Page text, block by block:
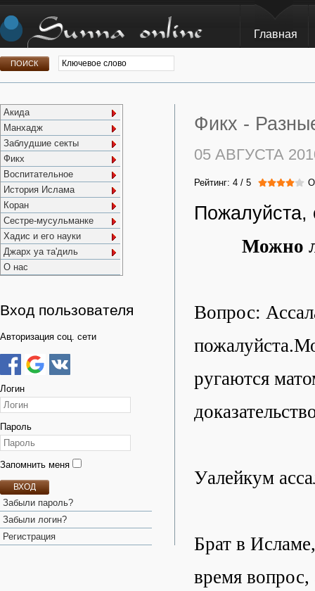
Главная
Акида
Манхадж
Заблудшие секты
Фикх
Воспитательное
История Ислама
Коран
Сестре-мусульманке
Хадис и его науки
Джарх уа та'диль
О нас
Вход пользователя
Авторизация соц. сети
Логин
Пароль
Запомнить меня
ВХОД
Забыли пароль?
Забыли логин?
Регистрация
Фикх -
05 АВГУСТА
Рейтинг: 4 / 5
Пожалуйста,
Можно
Вопрос:
ругаются
Уалейкум
Брат в
время